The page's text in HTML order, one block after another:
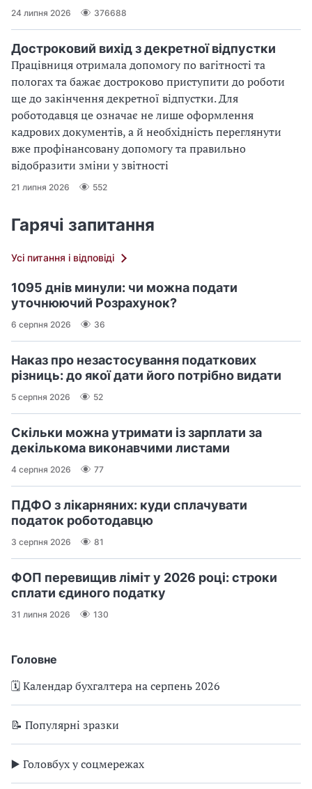
Головне
🗓️ Календар бухгалтера на серпень 2026
📝 Популярні зразки
▶️ Головбух у соцмережах
24 липня 2026 376688
Достроковий вихід з декретної відпустки
Працівниця отримала допомогу по вагітності та
пологах та бажає достроково приступити до роботи
ще до закінчення декретної відпустки. Для
роботодавця це означає не лише оформлення
кадрових документів, а й необхідність переглянути
вже профінансовану допомогу та правильно
відобразити зміни у звітності
21 липня 2026 552
Гарячі запитання
Усі питання і відповіді
1095 днів минули: чи можна подати
уточнюючий Розрахунок?
6 серпня 2026 36
Наказ про незастосування податкових
різниць: до якої дати його потрібно видати
5 серпня 2026 52
Скільки можна утримати із зарплати за
декількома виконавчими листами
4 серпня 2026 77
ПДФО з лікарняних: куди сплачувати
податок роботодавцю
3 серпня 2026 81
ФОП перевищив ліміт у 2026 році: строки
сплати єдиного податку
31 липня 2026 130